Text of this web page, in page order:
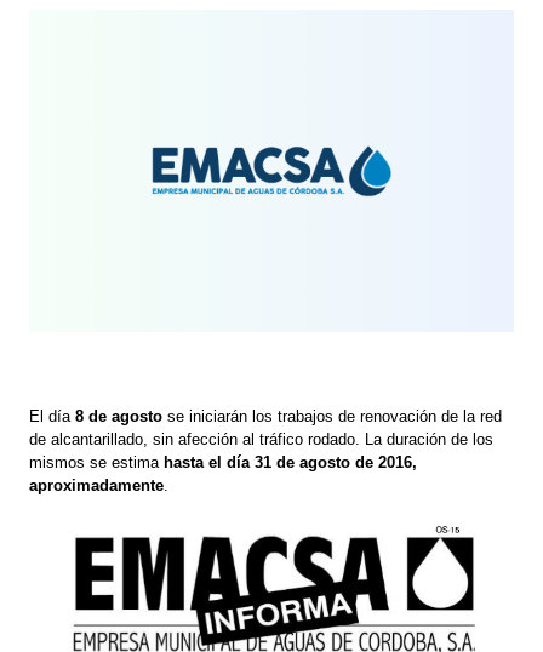
El día8 de agostose iniciarán los trabajos de renovación de la red
de alcantarillado, sin afección al tráfico rodado. La duración de los
mismos se estima hasta el día 31 de agosto de 2016,
aproximadamente.